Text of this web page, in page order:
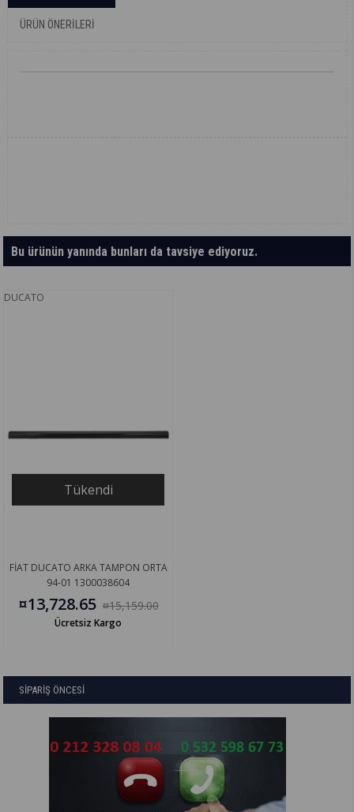
ÜRÜN ÖNERILERI
Bu ürünün yanında bunları da tavsiye ediyoruz.
DUCATO
Tükendi
FİAT DUCATO ARKA TAMPON ORTA
94-01 1300038604
¤13,728.65 ¤15,159.00
Ücretsiz Kargo
SİPARİŞ ÖNCESİ